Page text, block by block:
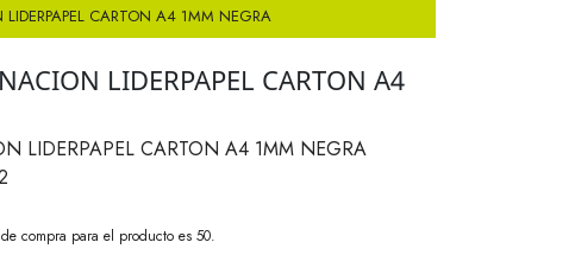
CARTON A4 1MM NEGRA
LIDERPAPEL CARTON A4
LIDERPAPEL CARTON A4 1MM NEGRA
compra para el producto es 50.